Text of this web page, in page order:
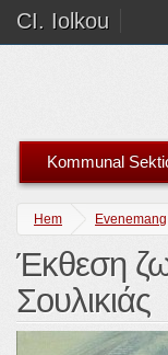
CI. Iolkou
Kommunal
Hem Evenemang
Έκθεση
Σουλικιάς